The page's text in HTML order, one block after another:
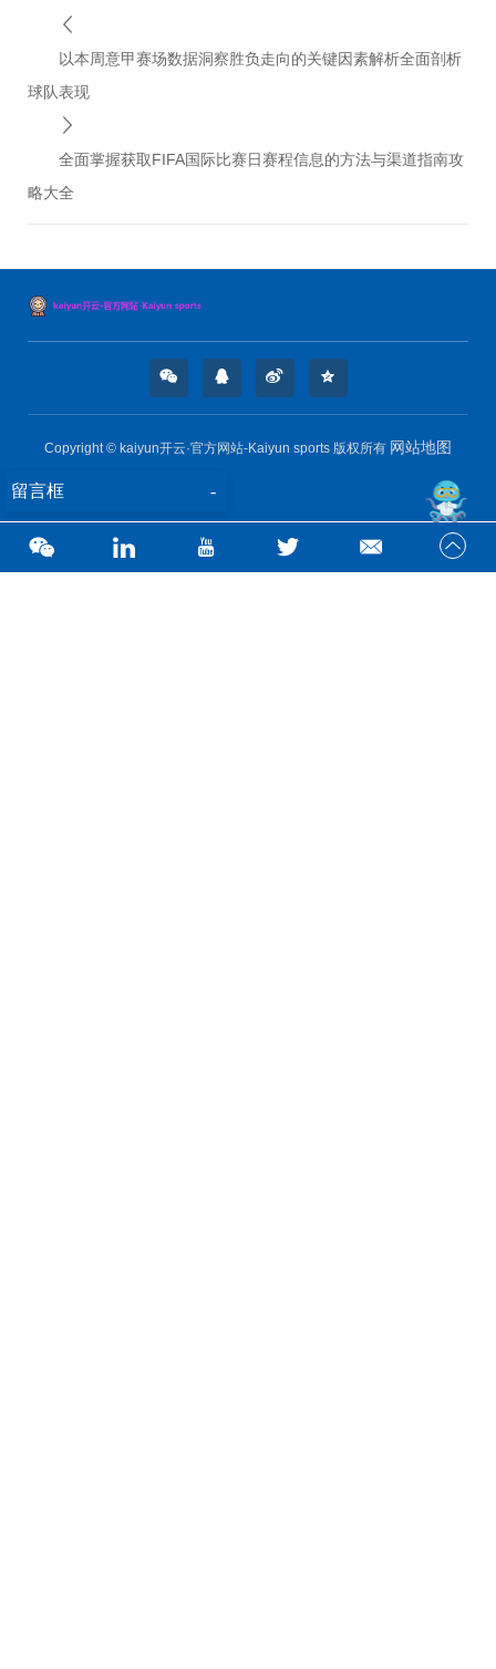
以本周意甲赛场数据洞察胜负走向的关键因素解析全面剖析
球队表现
全面掌握获取FIFA国际比赛日赛程信息的方法与渠道指南攻
略大全
Copyright © kaiyun开云·官方网站-Kaiyun sports 版权所有 网站地图
留言框 -